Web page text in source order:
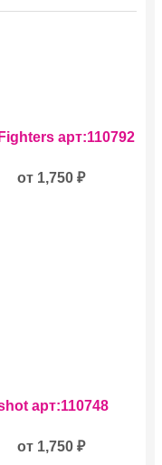
арт:110792
от 1,750₽
арт:110748
от 1,750₽